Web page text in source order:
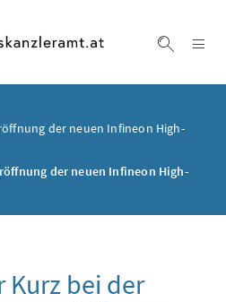
der neuen Infineon High-
der neuen Infineon High-
Kurz bei der